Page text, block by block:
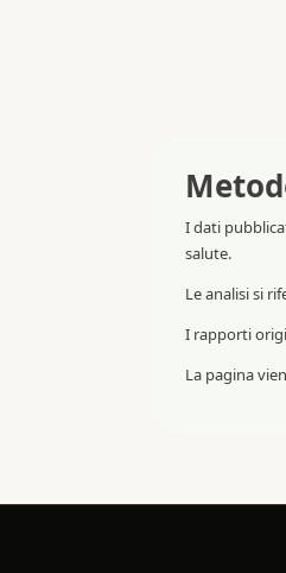
I dati
salute.
Le analisi si
I rapporti
La pagina